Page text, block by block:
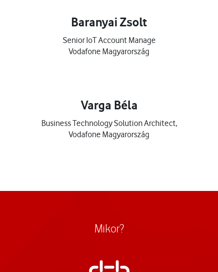
Baranyai Zsolt
Senior IoT Account Manage
Vodafone Magyarország
Varga Béla
Business Technology Solution Architect,
Vodafone Magyarország
Mikor?